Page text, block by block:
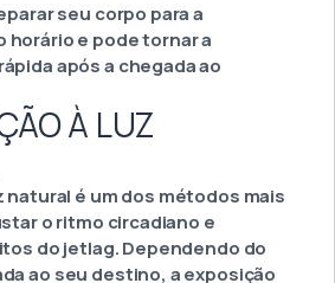
seu corpo para a
horário e pode tornar a
após a chegada ao
À LUZ
natural é um dos métodos mais
o ritmo circadiano e
do jetlag. Dependendo do
ao seu destino, a exposição